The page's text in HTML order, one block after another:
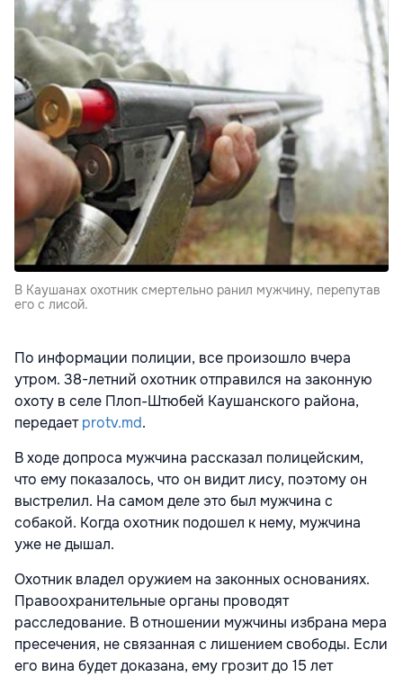
В Каушанах охотник смертельно ранил мужчину, перепутав
его с лисой.
По информации полиции, все произошло вчера
утром. 38-летний охотник отправился на законную
охоту в селе Плоп-Штюбей Каушанского района,
передаетprotv.md.
В ходе допроса мужчина рассказал полицейским,
что ему показалось, что он видит лису, поэтому он
выстрелил. На самом деле это был мужчина с
собакой. Когда охотник подошел к нему, мужчина
уже не дышал.
Охотник владел оружием на законных основаниях.
Правоохранительные органы проводят
расследование. В отношении мужчины избрана мера
пресечения, не связанная с лишением свободы. Если
его вина будет доказана, ему грозит до 15 лет